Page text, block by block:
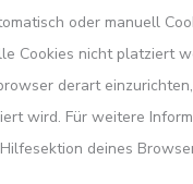
oder manuell
Cookies nicht platziert
derart
wird. Für weitere
deines